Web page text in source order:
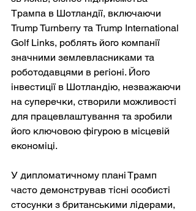
Трампа в Шотландії, включаючи
Trump Turnberry та Trump International
Golf Links, роблять його компанії
значними землевласниками та
роботодавцями в регіоні. Його
інвестиції в Шотландію, незважаючи
на суперечки, створили можливості
для працевлаштування та зробили
його ключовою фігурою в місцевій
економіці.
У дипломатичному плані Трамп
часто демонстрував тісні особисті
стосунки з британськими лідерами,